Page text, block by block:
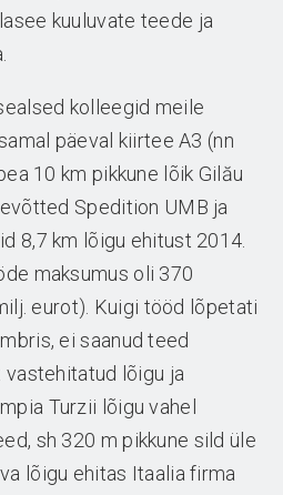
kuuluvate teede ja
kolleegid meile
päeval kiirtee A3 (nn
10 km pikkune lõik Gilău
Spedition UMB ja
8,7 km lõigu ehitust 2014.
maksumus oli 370
eurot). Kuigi tööd lõpetati
ei saanud teed
lõigu ja
Turzii lõigu vahel
sh 320 m pikkune sild üle
lõigu ehitas Itaalia firma